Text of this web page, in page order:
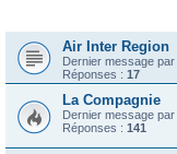
Air Inter Region
Dernier message par
Réponses : 17
La Compagnie
Dernier message par
Réponses : 141